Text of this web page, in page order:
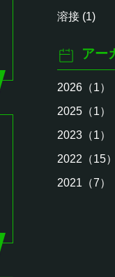
溶接 (1)
アー
2026（1）
2025（1）
2023（1）
2022（15）
2021（7）